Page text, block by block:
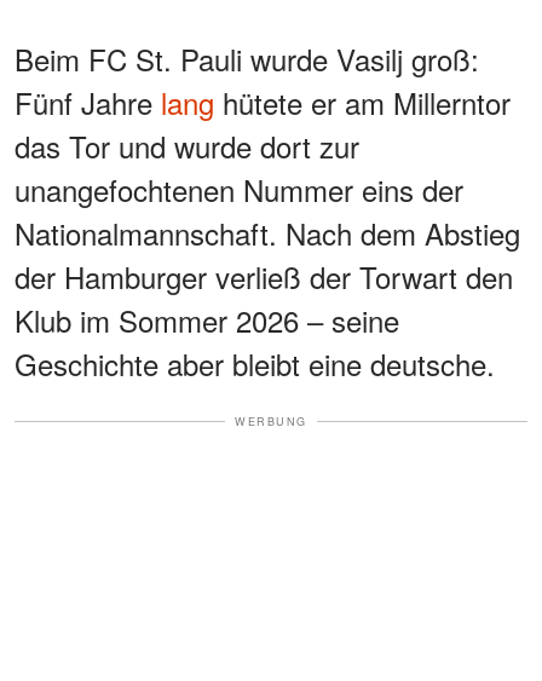
Beim FC St. Pauli wurde Vasilj groß:
Fünf Jahre lang hütete er am Millerntor
das Tor und wurde dort zur
unangefochtenen Nummer eins der
Nationalmannschaft. Nach dem Abstieg
der Hamburger verließ der Torwart den
Klub im Sommer 2026 – seine
Geschichte aber bleibt eine deutsche.
WERBUNG